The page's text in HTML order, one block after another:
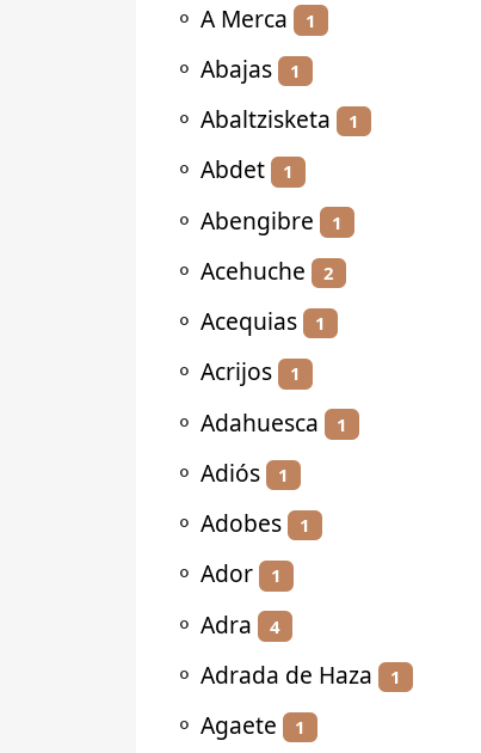
⚬ A Merca 1
⚬ Abajas 1
⚬ Abaltzisketa 1
⚬ Abdet 1
⚬ Abengibre 1
⚬ Acehuche 2
⚬ Acequias 1
⚬ Acrijos 1
⚬ Adahuesca 1
⚬ Adiós 1
⚬ Adobes 1
⚬ Ador 1
⚬ Adra 4
⚬ Adrada de Haza 1
⚬ Agaete 1